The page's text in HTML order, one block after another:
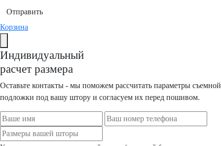
Отправить
Корзина
Индивидуальный
расчет размера
Оставьте контакты - мы поможем рассчитать параметры съемной
подложки под вашу штору и согласуем их перед пошивом.